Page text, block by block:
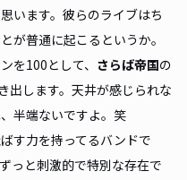
います。彼らのライブはち
普通に起こるというか。
を100として、 さらば帝国の
出します。天井が感じられな
半端ないですよ。笑
す力を持ってるバンドで
っと刺激的で特別な存在で